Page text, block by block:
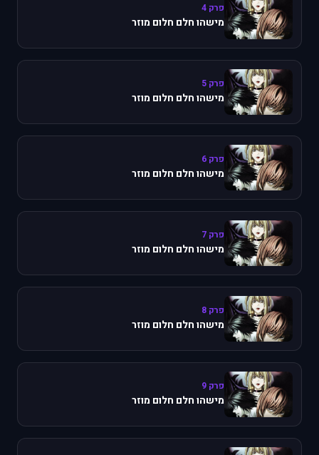
פרק 4
מישהו חלם חלום מוזר
פרק 5
מישהו חלם חלום מוזר
פרק 6
מישהו חלם חלום מוזר
פרק 7
מישהו חלם חלום מוזר
פרק 8
מישהו חלם חלום מוזר
פרק 9
מישהו חלם חלום מוזר